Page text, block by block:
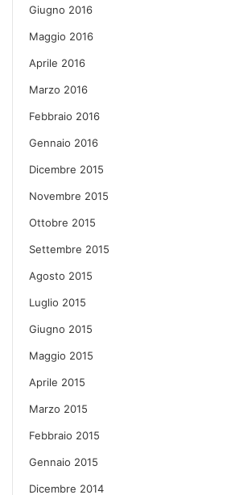
Giugno 2016
Maggio 2016
Aprile 2016
Marzo 2016
Febbraio 2016
Gennaio 2016
Dicembre 2015
Novembre 2015
Ottobre 2015
Settembre 2015
Agosto 2015
Luglio 2015
Giugno 2015
Maggio 2015
Aprile 2015
Marzo 2015
Febbraio 2015
Gennaio 2015
Dicembre 2014